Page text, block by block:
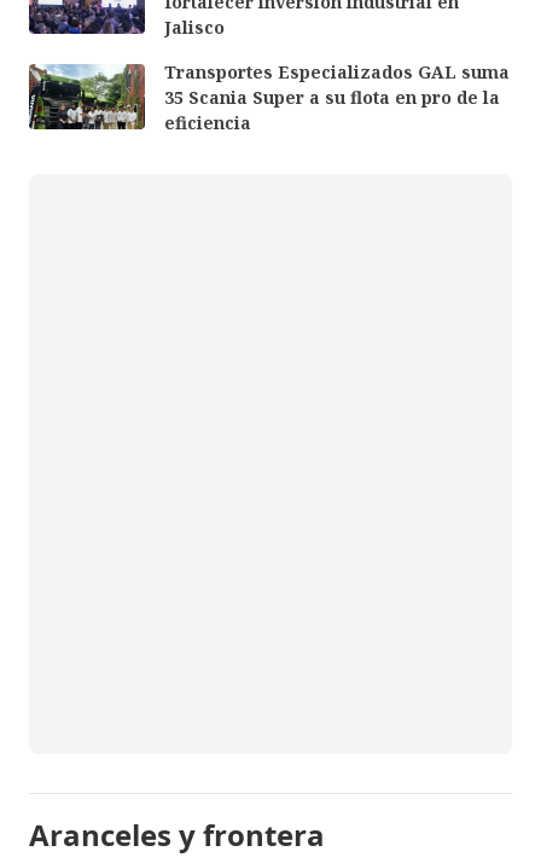
Jalisco
Transportes Especializados GAL suma
35 Scania Super a su flota en pro de la
eficiencia
Aranceles y frontera